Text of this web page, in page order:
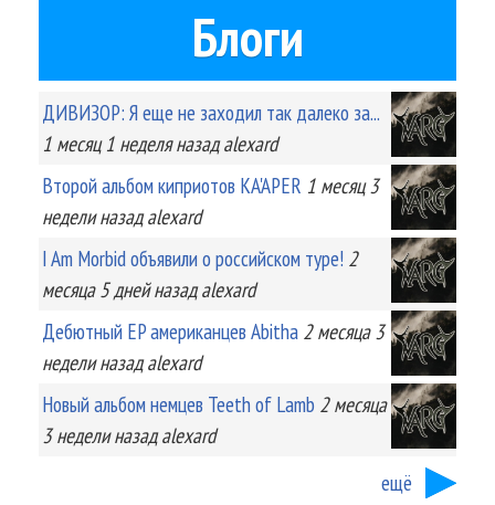
Блоги
ДИВИЗОР: Я еще не заходил так далеко за...
1 месяц 1 неделяназад alexard
Второй альбом киприотов KA'APER 1 месяц 3
неделиназад alexard
I Am Morbid объявили о российском туре! 2
месяца 5 днейназад alexard
Дебютный EP американцев Abitha 2 месяца 3
неделиназад alexard
Новый альбом немцев Teeth of Lamb 2 месяца
3 неделиназад alexard
ещё